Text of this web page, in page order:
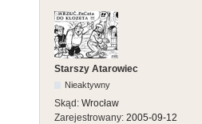
Starszy Atarowiec
Nieaktywny
Skąd: Wrocław
Zarejestrowany: 2005-09-12